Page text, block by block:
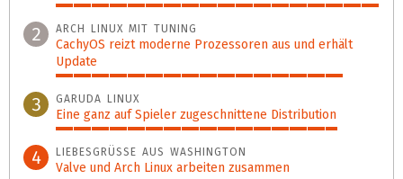
100%
2 ARCH LINUX MIT TUNING
CachyOS reizt moderne Prozessoren aus und erhält
Update
89%
3 GARUDA LINUX
Eine ganz auf Spieler zugeschnittene Distribution
87%
4 LIEBESGRÜSSE AUS WASHINGTON
Valve und Arch Linux arbeiten zusammen